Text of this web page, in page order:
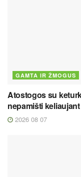
GAMTA IR ŽMOGUS
Atostogos su
nepamišti
2026 08 07